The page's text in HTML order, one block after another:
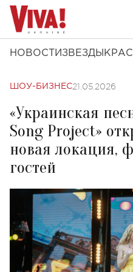
НОВОСТИ ЗВЕЗДЫ
ШОУ-БИЗНЕС21.05.2026
«Украинская
Song Project»
новая локация,
гостей